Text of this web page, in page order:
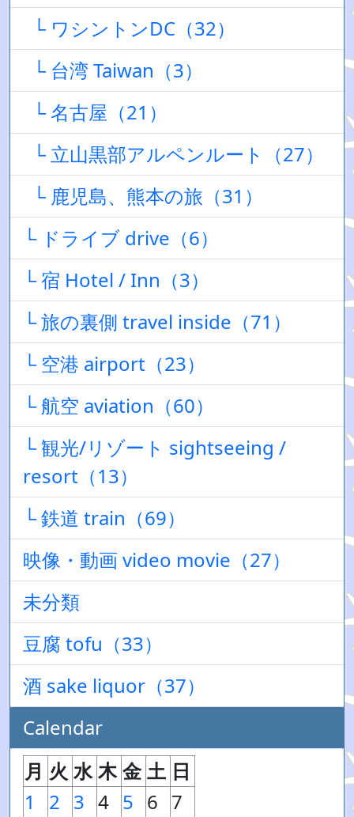
└ ワシントンDC（32）
└ 台湾 Taiwan（3）
└ 名古屋（21）
└ 立山黒部アルペンルート（27）
└ 鹿児島、熊本の旅（31）
└ ドライブ drive（6）
└ 宿 Hotel / Inn（3）
└ 旅の裏側 travel inside（71）
└ 空港 airport（23）
└ 航空 aviation（60）
└ 観光/リゾート sightseeing /
resort（13）
└ 鉄道 train（69）
映像・動画 video movie（27）
未分類
豆腐 tofu（33）
酒 sake liquor（37）
Calendar
月 火 水 木 金 土 日
1
2 3 4 5 6 7